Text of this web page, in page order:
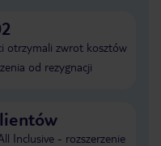
otrzymali zwrot kosztów
od rezygnacji
Inclusive - rozszerzenie